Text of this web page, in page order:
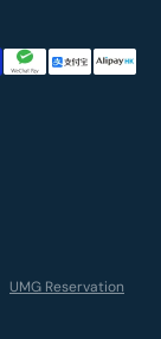
UMG Reservation